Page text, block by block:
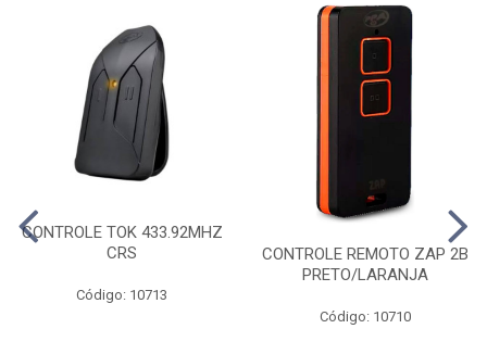
CONTROLE TOK 433.92MHZ
CRS
Código: 10713
CONTROLE REMOTO ZAP 2B
PRETO/LARANJA
Código: 10710